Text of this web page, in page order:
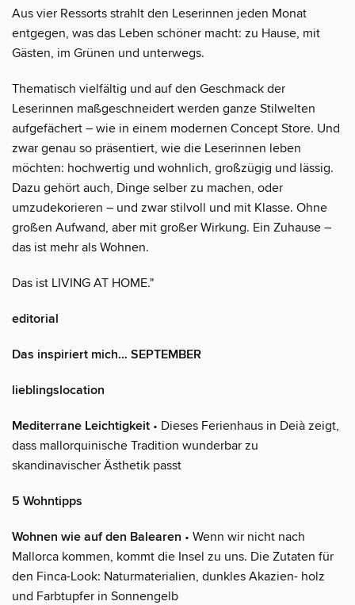
Aus vier Ressorts strahlt den Leserinnen jeden Monat
entgegen, was das Leben schöner macht: zu Hause, mit
Gästen, im Grünen und unterwegs.
Thematisch vielfältig und auf den Geschmack der
Leserinnen maßgeschneidert werden ganze Stilwelten
aufgefächert – wie in einem modernen Concept Store. Und
zwar genau so präsentiert, wie die Leserinnen leben
möchten: hochwertig und wohnlich, großzügig und lässig.
Dazu gehört auch, Dinge selber zu machen, oder
umzudekorieren – und zwar stilvoll und mit Klasse. Ohne
großen Aufwand, aber mit großer Wirkung. Ein Zuhause –
das ist mehr als Wohnen.
Das ist LIVING AT HOME."
editorial
Das inspiriert mich… SEPTEMBER
lieblingslocation
Mediterrane Leichtigkeit • Dieses Ferienhaus in Deià zeigt,
dass mallorquinische Tradition wunderbar zu
skandinavischer Ästhetik passt
5 Wohntipps
Wohnen wie auf den Balearen • Wenn wir nicht nach
Mallorca kommen, kommt die Insel zu uns. Die Zutaten für
den Finca-Look: Naturmaterialien, dunkles Akazien- holz
und Farbtupfer in Sonnengelb